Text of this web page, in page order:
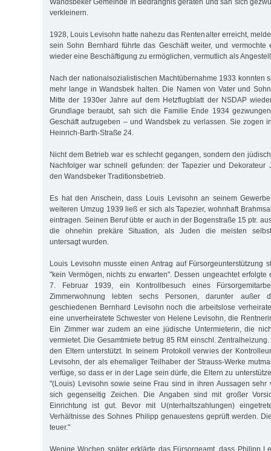
verkleinern.
1928, Louis Levisohn hatte nahezu das Rentenalter erreicht,
sein Sohn Bernhard führte das Geschäft weiter, und vermochte
wieder eine Beschäftigung zu ermöglichen, vermutlich als
Nach der nationalsozialistischen Machtübernahme 1933 konnten
mehr lange in Wandsbek halten. Die Namen von Vater und
Mitte der 1930er Jahre auf dem Hetzflugblatt der NSDAP
Grundlage beraubt, sah sich die Familie Ende 1934
Geschäft aufzugeben – und Wandsbek zu verlassen. Sie zogen
Heinrich-Barth-Straße 24.
Nicht dem Betrieb war es schlecht gegangen, sondern den
Nachfolger war schnell gefunden: der Tapezier und Dekorateur
den Wandsbeker Traditionsbetrieb.
Es hat den Anschein, dass Louis Levisohn an seinem
weiteren Umzug 1939 ließ er sich als Tapezier, wohnhaft
eintragen. Seinen Beruf übte er auch in der Bogenstraße 15 ptr.
die ohnehin prekäre Situation, als Juden die meisten
untersagt wurden.
Louis Levisohn musste einen Antrag auf Fürsorgeunterstützung
"kein Vermögen, nichts zu erwarten". Dessen ungeachtet erfolgte
7. Februar 1939, ein Kontrollbesuch eines
Zimmerwohnung lebten sechs Personen, darunter außer
geschiedenen Bernhard Levisohn noch die arbeitslose
eine unverheiratete Schwester von Helene Levisohn, die
Ein Zimmer war zudem an eine jüdische Untermieterin, die
vermietet. Die Gesamtmiete betrug 85 RM einschl.
den Eltern unterstützt. In seinem Protokoll verwies der
Levisohn, der als ehemaliger Teilhaber der Strauss-Werke
verfüge, so dass er in der Lage sein dürfe, die Eltern zu
"(Louis) Levisohn sowie seine Frau sind in ihren Aussagen sehr
sich gegenseitig Zeichen. Die Angaben sind mit großer
Einrichtung ist gut. Bevor mit U(nterhaltszahlungen)
Verhältnisse des Sohnes Philipp genauestens geprüft werden.
teuer."
Wenige Wochen später erklärte das Fürsorgeamt, dass Philipp